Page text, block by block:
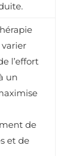
l’effort
un
de
et de